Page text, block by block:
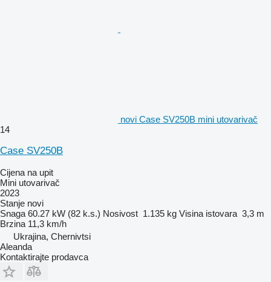
novi Case SV250B mini utovarivač
14
Case SV250B
Cijena na upit
Mini utovarivač
2023
Stanje novi
Snaga 60.27 kW (82 k.s.) Nosivost 1.135 kg Visina istovara 3,3 m
Brzina 11,3 km/h
Ukrajina, Chernivtsi
Aleanda
Kontaktirajte prodavca